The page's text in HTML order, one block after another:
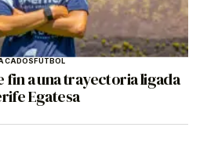
FÚTBOL
fin a una trayectoria ligada
Egatesa